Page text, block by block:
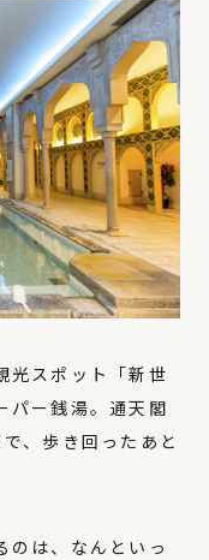
光スポット「新世
パー銭湯。通天閣
、歩き回ったあと
のは、なんといっ